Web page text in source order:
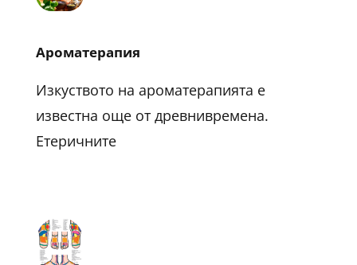
Ароматерапия
Изкуството на ароматерапията е
известна още от древнивремена.
Етеричните